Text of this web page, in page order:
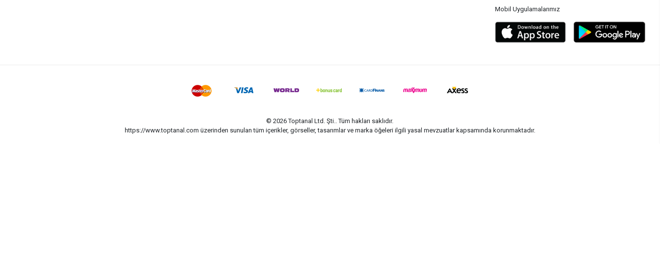
Mobil Uygulamalarımız
© 2026 Toptanal Ltd. Şti.. Tüm hakları saklıdır.
https://www.toptanal.com üzerinden sunulan tüm içerikler, görseller, tasarımlar ve marka öğeleri ilgili yasal mevzuatlar kapsamında korunmaktadır.